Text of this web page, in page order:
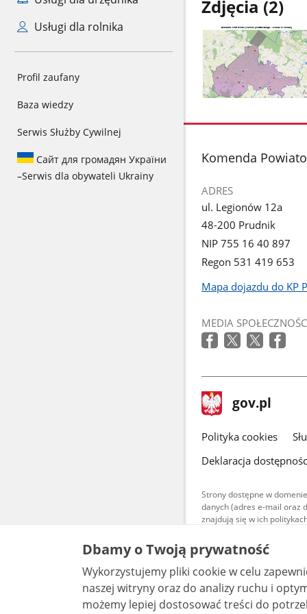
Usługi dla rolnika
Profil zaufany
Baza wiedzy
Serwis Służby Cywilnej
Сайт для громадян України
–Serwis dla obywateli Ukrainy
Zdjęcia (2)
galerii.
stopka
Komenda
ADRES
ul. Legionów 12a
48-200 Prudnik
NIP 755 16 40 897
Regon 531 419 653
Mapa dojazdu do KP
się
w
MEDIA
stopka
gov.pl Strona
gov.pl
gov.pl
Polityka cookies
Deklaracja
Strony dostępne w
danych (adres e-mail oraz
znajdują się w ich
Treści
warunkach
są
bez utworów
Dbamy o Twoją prywatność
Wykorzystujemy pliki cookie w celu
naszej witryny oraz do analizy ruchu i
możemy lepiej dostosować treści do